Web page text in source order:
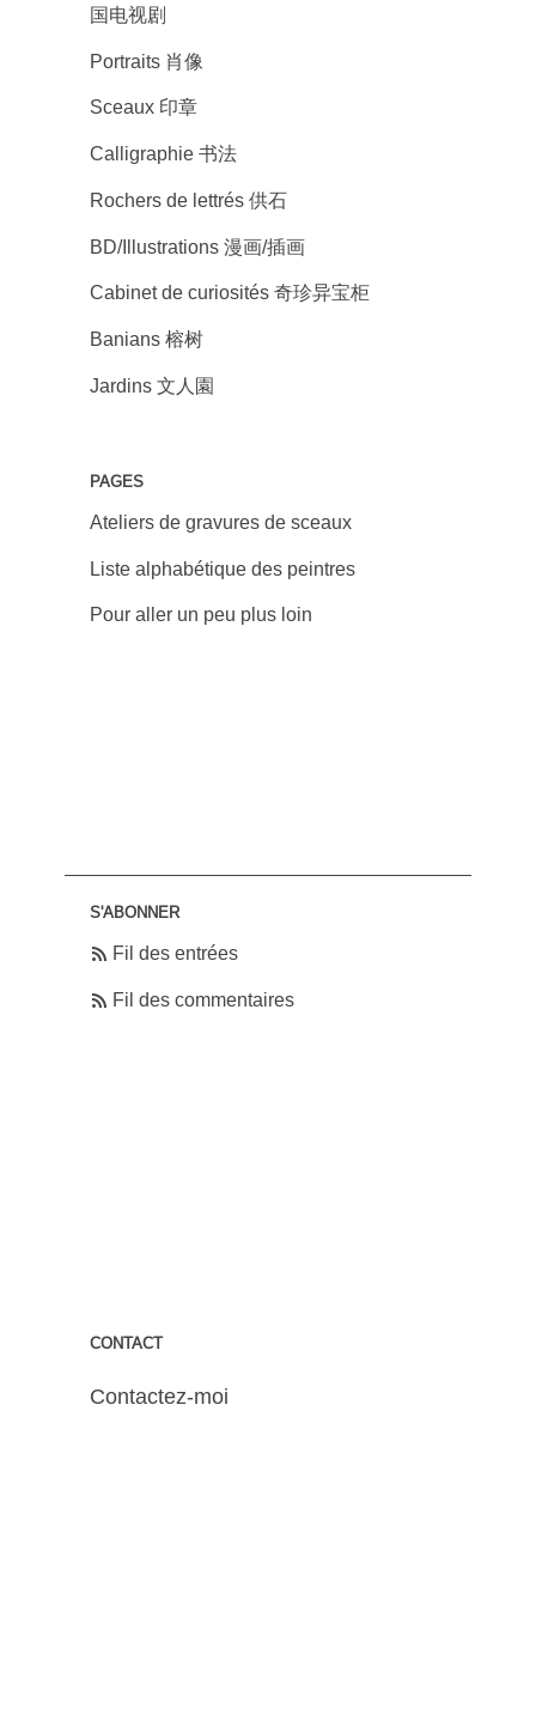
国电视剧
Portraits 肖像
Sceaux 印章
Calligraphie 书法
Rochers de lettrés 供石
BD/Illustrations 漫画/插画
Cabinet de curiosités 奇珍异宝柜
Banians 榕树
Jardins 文人園
PAGES
Ateliers de gravures de sceaux
Liste alphabétique des peintres
Pour aller un peu plus loin
S'ABONNER
Fil des entrées
Fil des commentaires
CONTACT
Contactez-moi